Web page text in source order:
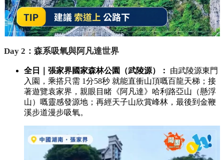
Day 2：森系吸氧與阿凡達世界
全日｜張家界國家森林公園（武陵源）：
由武陵源東門
入園，乘搭只需 1分58秒 就能直衝山頂嘅百龍天梯；接
著遊覽袁家界，親眼目睹《阿凡達》哈利路亞山（懸浮
山）嘅靈感發源地；再經天子山欣賞峰林，最後到金鞭
溪步道漫步吸氧。